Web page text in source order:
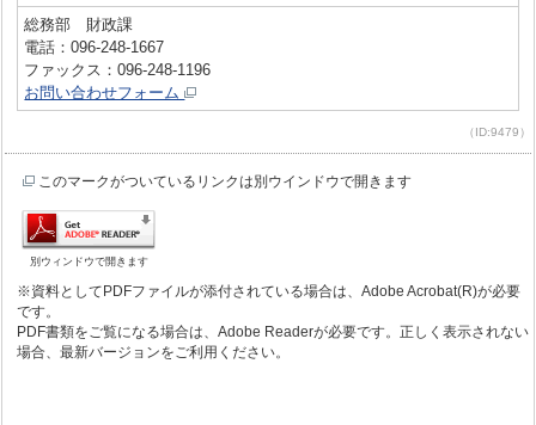
総務部 財政課
電話：096-248-1667
ファックス：096-248-1196
お問い合わせフォーム
（ID:9479）
このマークがついているリンクは別ウインドウで開きます
別ウィンドウで開きます
※資料としてPDFファイルが添付されている場合は、Adobe Acrobat(R)が必要
です。
PDF書類をご覧になる場合は、Adobe Readerが必要です。正しく表示されない
場合、最新バージョンをご利用ください。